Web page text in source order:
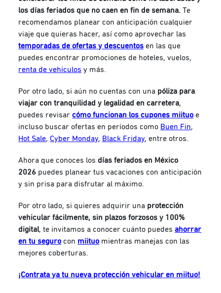
los días feriados que no caen en fin de semana.Te
recomendamos planear con anticipación cualquier
viaje que quieras hacer, así como aprovechar las
temporadas de ofertas y descuentos en las que
puedes encontrar promociones de hoteles, vuelos,
renta de vehículos y más.
Por otro lado, si aún no cuentas con una póliza para
viajar con tranquilidad y legalidad en carretera,
puedes revisar cómo funcionan los cupones miituo e
incluso buscar ofertas en períodos como Buen Fin,
Hot Sale, Cyber Monday, Black Friday, entre otros.
Ahora que conoces losdías feriados en México
2026 puedes planear tus vacaciones con anticipación
y sin prisa para disfrutar al máximo.
Por otro lado, si quieres adquirir una protección
vehicular fácilmente, sin plazos forzosos y 100%
digital, te invitamos a conocer cuánto puedes ahorrar
en tu seguro con miituo mientras manejas con las
mejores coberturas.
¡Contrata ya tu nueva protección vehicular en miituo!